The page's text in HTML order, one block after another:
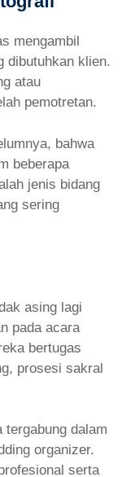
mengambil
dibutuhkan klien.
atau
pemotretan.
bahwa
beberapa
jenis bidang
sering
asing lagi
pada acara
bertugas
prosesi sakral
tergabung dalam
organizer.
serta